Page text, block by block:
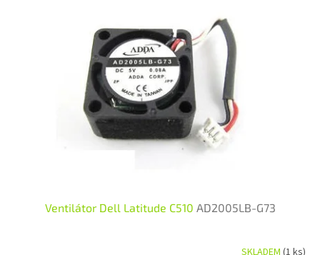
Ventilátor Dell Latitude C510 AD2005LB-G73